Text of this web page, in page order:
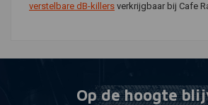
verstelbare dB-killers verkrijgbaar bij Cafe
Op de hoogte